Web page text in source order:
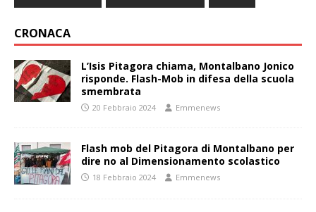
CRONACA
L’Isis Pitagora chiama, Montalbano Jonico
risponde. Flash-Mob in difesa della scuola
smembrata
20 Febbraio 2024 Emmenews
Flash mob del Pitagora di Montalbano per
dire no al Dimensionamento scolastico
18 Febbraio 2024 Emmenews